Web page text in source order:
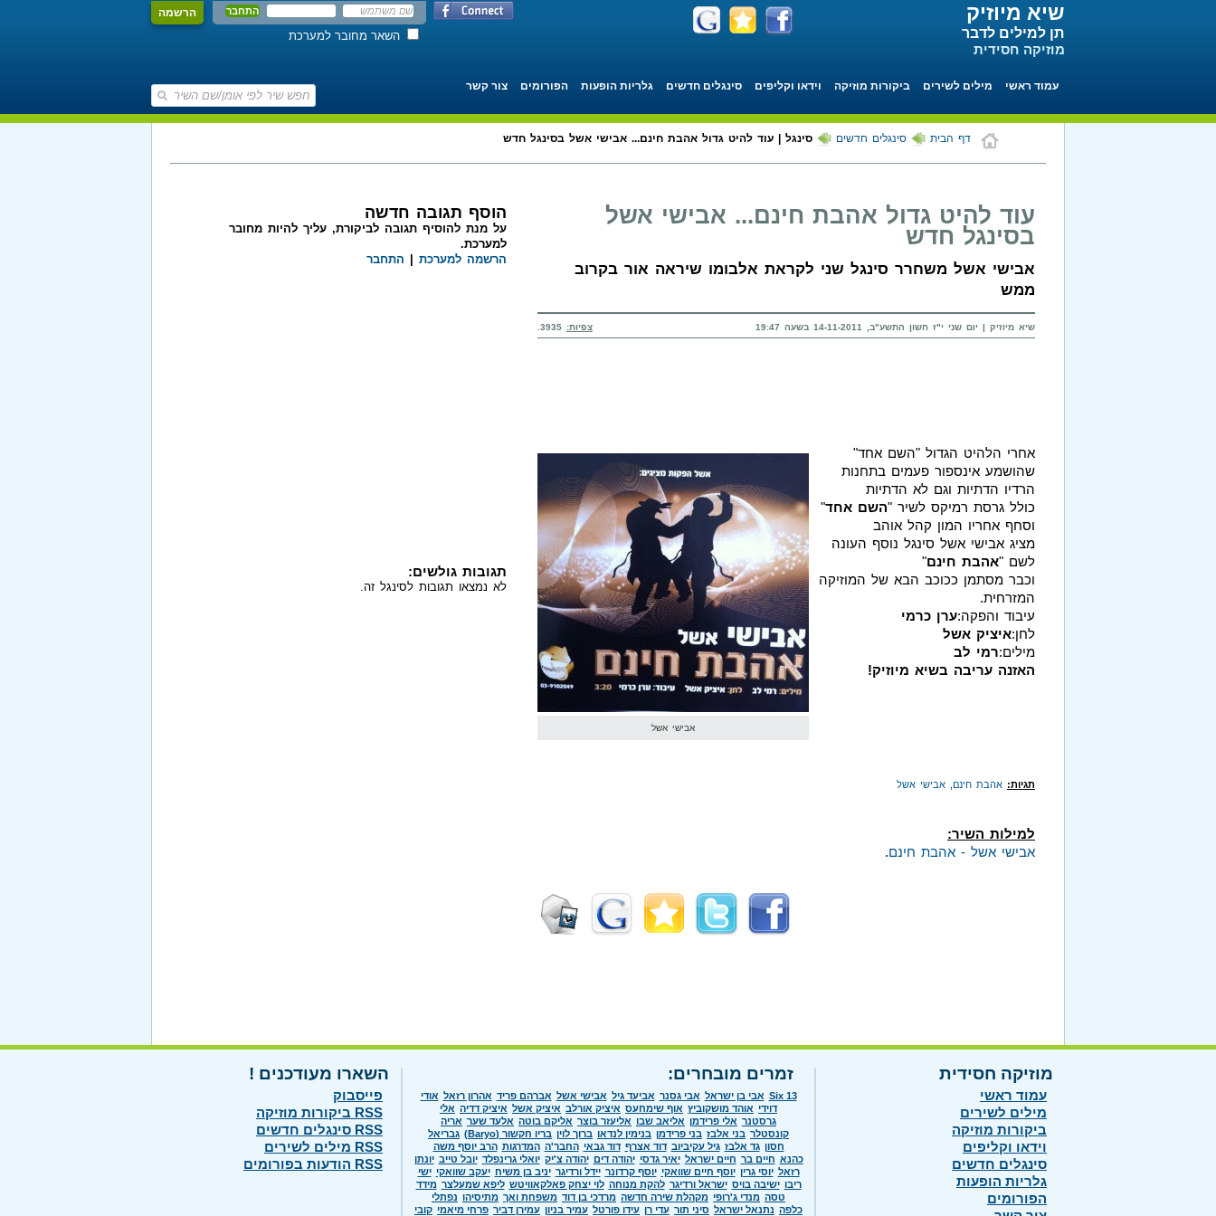
הרשמה
השאר מחובר למערכת
שיא מיוזיק
תן למילים לדבר
מוזיקה חסידית
עמוד ראשי מילים לשירים ביקורות מוזיקה וידאו וקליפים סינגלים חדשים גלריות הופעות הפורומים צור קשר
דף הבית סינגלים חדשים סינגל | עוד להיט גדול אהבת חינם... אבישי אשל בסינגל חדש
עוד להיט גדול אהבת חינם... אבישי אשל
בסינגל חדש
אבישי אשל משחרר סינגל שני לקראת אלבומו שיראה אור בקרוב
ממש
שיא מיוזיק | יום שני י"ז חשון התשע"ב, 14-11-2011 בשעה 19:47 צפיות:
אבישי אשל
אחרי הלהיט הגדול "השם אחד"
שהושמע אינספור פעמים בתחנות
הרדיו הדתיות וגם לא הדתיות
כולל גרסת רמיקס לשיר "השם אחד"
וסחף אחריו המון קהל אוהב
מציג אבישי אשל סינגל נוסף העונה
לשם "אהבת חינם"
וכבר מסתמן ככוכב הבא של המוזיקה
המזרחית.
עיבוד והפקה:ערן כרמי
לחן:איציק אשל
מילים:רמי לב
האזנה עריבה בשיא מיוזיק!
תגיות: אהבת חינם אבישי אשל
למילות השיר:
אבישי אשל - אהבת חינם.
הוסף תגובה חדשה
על מנת להוסיף תגובה לביקורת, עליך להיות מחובר
למערכת.
הרשמה למערכת
התחבר
תגובות גולשים:
לא נמצאו תגובות לסינגל זה.
מוזיקה חסידית
עמוד ראשי
מילים לשירים
ביקורות מוזיקה
וידאו וקליפים
סינגלים חדשים
גלריות הופעות
הפורומים
זמרים מובחרים:
Six 13 אבי בן ישראל אבי גסנר אביעד גיל אבישי אשל אברהם פריד אהרון רזאל אודי
דוידי אוהד מושקוביץ אוף שימחעס איציק אורלב איציק אשל איציק דדיה אלי
גרסטנר אלי פרידמן אליאב שבו אליעזר בוצר אליקם בוטה אלעד שער אריה
קונסטלר בני אלבז בני פרידמן בנימין לנדאו ברוך לוין בריו חקשור (Baryo)
גבריאל
חסון גד אלבז גיל עקיביוב דוד אצרף דוד גבאי החבר'ה המדרגות הרב יוסף משה
כהנא חיים בר חיים ישראל יאיר גדסי יהודה דים יהודה צ'יק יואלי גרינפלד יובל טייב יונתן
רזאל יוסי גרין יוסף חיים שוואקי יוסף קרדונר יידל ורדיגר יניב בן משיח יעקב שוואקי ישי
ריבו ישיבה בויס ישראל ורדיגר להקת מנוחה לוי יצחק פאלקאוויטש ליפא שמעלצר מידד
טסה מנדי ג'רופי מקהלת שירה חדשה מרדכי בן דוד משפחת ואך מתיסיהו נפתלי
כלפה נתנאל ישראל סיני תור עדי רן עידו פורטל עמיר בניון עמירן דביר פרחי מיאמי קובי
השארו מעודכנים !
פייסבוק
RSS ביקורות מוזיקה
RSS סינגלים חדשים
RSS מילים לשירים
RSS הודעות בפורומים